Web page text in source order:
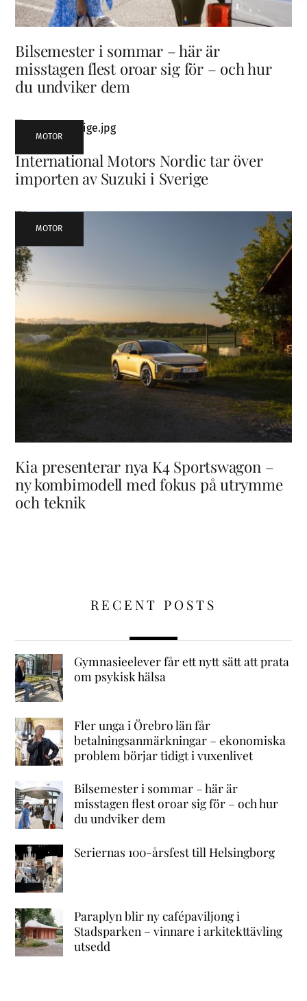
Bilsemester i sommar – här är
misstagen flest oroar sig för – och hur
du undviker dem
MOTOR
International Motors Nordic tar över
importen av Suzuki i Sverige
MOTOR
Kia presenterar nya K4 Sportswagon –
ny kombimodell med fokus på utrymme
och teknik
RECENT POSTS
Gymnasieelever får ett nytt sätt att prata
om psykisk hälsa
Fler unga i Örebro län får
betalningsanmärkningar – ekonomiska
problem börjar tidigt i vuxenlivet
Bilsemester i sommar – här är
misstagen flest oroar sig för – och hur
du undviker dem
Seriernas 100-årsfest till Helsingborg
Paraplyn blir ny cafépaviljong i
Stadsparken – vinnare i arkitekttävling
utsedd